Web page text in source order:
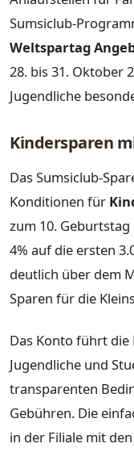
Sumsiclub-
Weltspartag
28. bis 31. Oktober
Jugendliche
Kindersparen
Das Sumsiclub-
Konditionen für
zum 10.
4% auf die ersten
deutlich über dem
Sparen für die
Das Konto führt
Jugendliche und
transparenten
Gebühren. Die
in der Filiale mit